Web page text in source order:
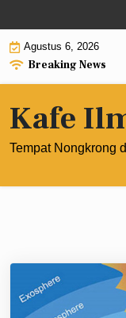
to
contentAgustus 6, 2026
Breaking News
0: Pengertian,
Kafe
Tempat Nongkrong